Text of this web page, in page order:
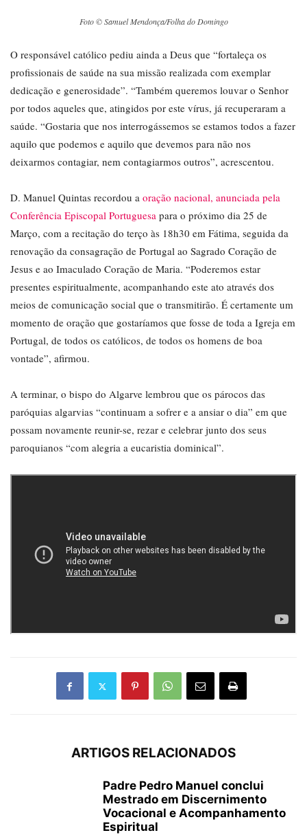
Foto © Samuel Mendonça/Folha do Domingo
O responsável católico pediu ainda a Deus que “fortaleça os
profissionais de saúde na sua missão realizada com exemplar
dedicação e generosidade”. “Também queremos louvar o Senhor
por todos aqueles que, atingidos por este vírus, já recuperaram a
saúde. “Gostaria que nos interrogássemos se estamos todos a fazer
aquilo que podemos e aquilo que devemos para não nos
deixarmos contagiar, nem contagiarmos outros”, acrescentou.
D. Manuel Quintas recordou a oração nacional, anunciada pela
Conferência Episcopal Portuguesa para o próximo dia 25 de
Março, com a recitação do terço às 18h30 em Fátima, seguida da
renovação da consagração de Portugal ao Sagrado Coração de
Jesus e ao Imaculado Coração de Maria. “Poderemos estar
presentes espiritualmente, acompanhando este ato através dos
meios de comunicação social que o transmitirão. É certamente um
momento de oração que gostaríamos que fosse de toda a Igreja em
Portugal, de todos os católicos, de todos os homens de boa
vontade”, afirmou.
A terminar, o bispo do Algarve lembrou que os párocos das
paróquias algarvias “continuam a sofrer e a ansiar o dia” em que
possam novamente reunir-se, rezar e celebrar junto dos seus
paroquianos “com alegria a eucaristia dominical”.
ARTIGOS RELACIONADOS
Padre Pedro Manuel conclui
Mestrado em Discernimento
Vocacional e Acompanhamento
Espiritual